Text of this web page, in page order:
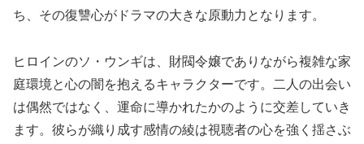
ち、その復讐心がドラマの大きな原動力となります。
ヒロインのソ・ウンギは、財閥令嬢でありながら複雑な家
庭環境と心の闇を抱えるキャラクターです。二人の出会い
は偶然ではなく、運命に導かれたかのように交差していき
ます。彼らが織り成す感情の綾は視聴者の心を強く揺さぶ